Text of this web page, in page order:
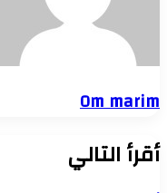
Om marim
أقرأ التالي